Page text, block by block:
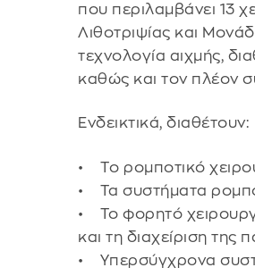
που περιλαμβάνει 13
Λιθοτριψίας και
τεχνολογία αιχμής,
καθώς και τον πλέον
Ενδεικτικά, διαθέτουν:
• Tο ρομποτικό
• Τα συστήματα
• Το φορητό
και τη διαχείριση
• Υπερσύγχρονα